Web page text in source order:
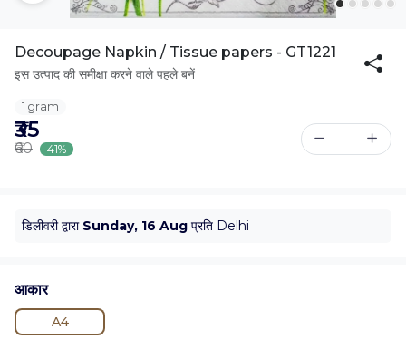
Decoupage Napkin / Tissue papers - GT1221
इस उत्पाद की समीक्षा करने वाले पहले बनें
1 gram
₹35
₹60 41%
डिलीवरी द्वारा Sunday, 16 Aug प्रति Delhi
आकार
A4